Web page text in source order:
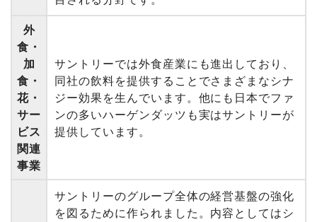
外
食・
加
食・
花・
サー
ビス
関連
事業
サントリーでは外食産業にも進出しており、
同社の飲料を提供することでさまざまなシナ
ジー効果を生んでいます。他にも日本でファ
ンの多いハーゲンダッツも実はサントリーが
提供しています。
サントリーのグループ全体の経営基盤の強化
を図るために作られました。内容としてはシ